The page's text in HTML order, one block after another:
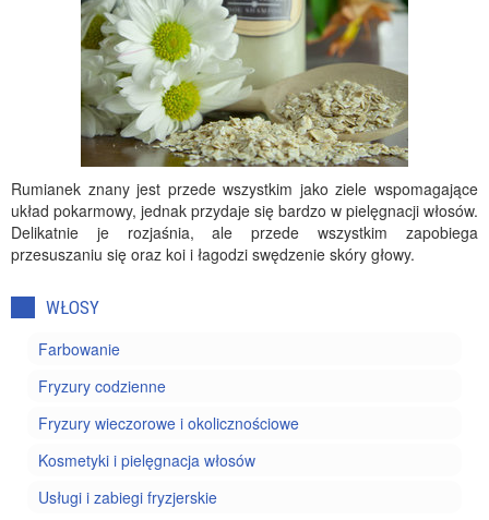
Rumianek znany jest przede wszystkim jako ziele wspomagające
układ pokarmowy, jednak przydaje się bardzo w pielęgnacji włosów.
Delikatnie je rozjaśnia, ale przede wszystkim zapobiega
przesuszaniu się oraz koi i łagodzi swędzenie skóry głowy.
WŁOSY
Farbowanie
Fryzury codzienne
Fryzury wieczorowe i okolicznościowe
Kosmetyki i pielęgnacja włosów
Usługi i zabiegi fryzjerskie